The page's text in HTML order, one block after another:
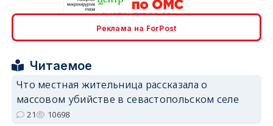
Реклама на ForPost
Читаемое
Что местная жительница рассказала о
массовом убийстве в севастопольском селе
21 10698